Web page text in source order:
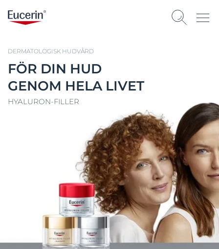
DERMATOLOGISK HUDVÅRD
FÖR DIN HUD
GENOM HELA LIVET
HYALURON-FILLER